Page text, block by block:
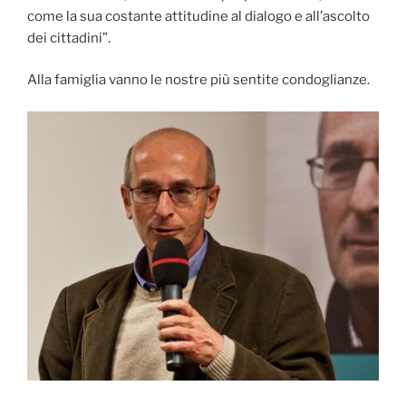
come la sua costante attitudine al dialogo e all’ascolto
dei cittadini”.
Alla famiglia vanno le nostre più sentite condoglianze.